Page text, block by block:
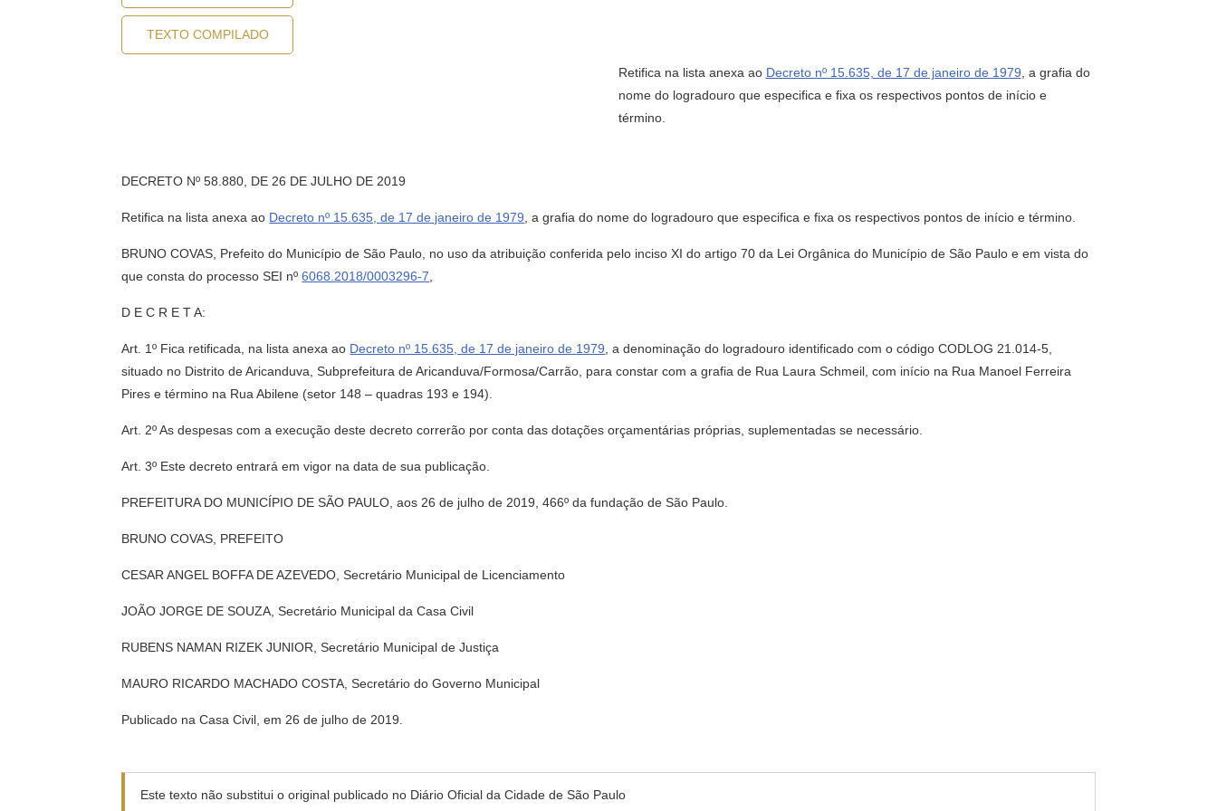
TEXTO COMPILADO
Retifica na lista anexa ao Decreto nº 15.635, de 17 de janeiro de 1979 , a grafia do
nome do logradouro que especifica e fixa os respectivos pontos de início e
término.
DECRETO Nº 58.880, DE 26 DE JULHO DE 2019
Retifica na lista anexa ao Decreto nº 15.635, de 17 de janeiro de 1979 , a grafia do nome do logradouro que especifica e fixa os respectivos pontos de início e término.
BRUNO COVAS, Prefeito do Município de São Paulo, no uso da atribuição conferida pelo inciso XI do artigo 70 da Lei Orgânica do Município de São Paulo e em vista do
que consta do processo SEI nº6068.2018/0003296-7
D E C R E T A:
Art. 1º Fica retificada, na lista anexa ao Decreto nº 15.635, de 17 de janeiro de 1979 , a denominação do logradouro identificado com o código CODLOG 21.014-5,
situado no Distrito de Aricanduva, Subprefeitura de Aricanduva/Formosa/Carrão, para constar com a grafia de Rua Laura Schmeil, com início na Rua Manoel Ferreira
Pires e término na Rua Abilene (setor 148 – quadras 193 e 194).
Art. 2º As despesas com a execução deste decreto correrão por conta das dotações orçamentárias próprias, suplementadas se necessário.
Art. 3º Este decreto entrará em vigor na data de sua publicação.
PREFEITURA DO MUNICÍPIO DE SÃO PAULO, aos 26 de julho de 2019, 466º da fundação de São Paulo.
BRUNO COVAS, PREFEITO
CESAR ANGEL BOFFA DE AZEVEDO, Secretário Municipal de Licenciamento
JOÃO JORGE DE SOUZA, Secretário Municipal da Casa Civil
RUBENS NAMAN RIZEK JUNIOR, Secretário Municipal de Justiça
MAURO RICARDO MACHADO COSTA, Secretário do Governo Municipal
Publicado na Casa Civil, em 26 de julho de 2019.
Este texto não substitui o original publicado no Diário Oficial da Cidade de São Paulo